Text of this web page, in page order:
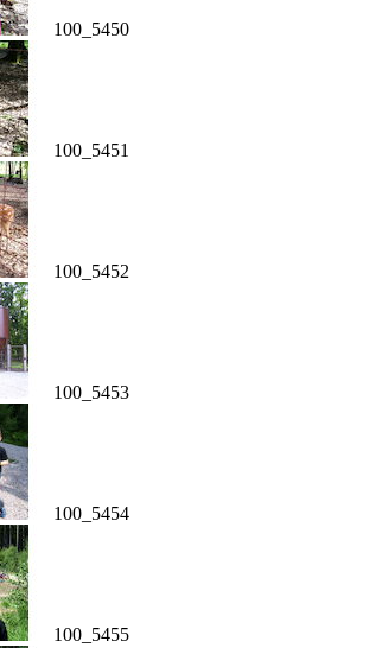
100_5450
100_5451
100_5452
100_5453
100_5454
100_5455